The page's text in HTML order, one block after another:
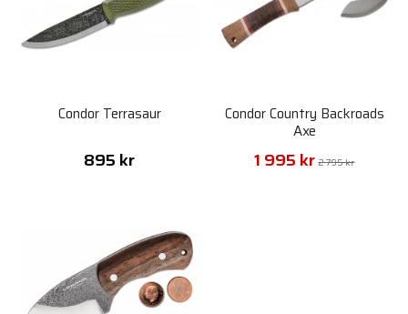
Condor Terrasaur
895 kr
Condor Country Backroads
Axe
1 995 kr 2 795 kr